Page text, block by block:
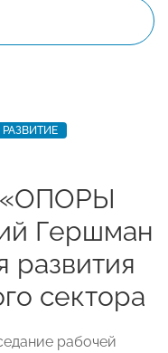
«ОПОРЫ
Гершман
развития
сектора
рабочей